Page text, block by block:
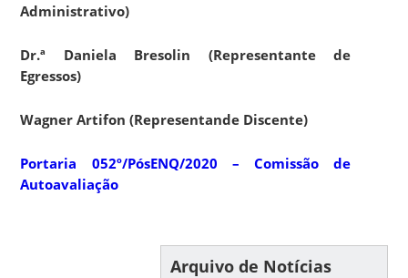
Administrativo)
Dr.ª Daniela Bresolin (Representante de
Egressos)
Wagner Artifon (Representande Discente)
Portaria 052º/PósENQ/2020 – Comissão de
Autoavaliação
Arquivo de Notícias